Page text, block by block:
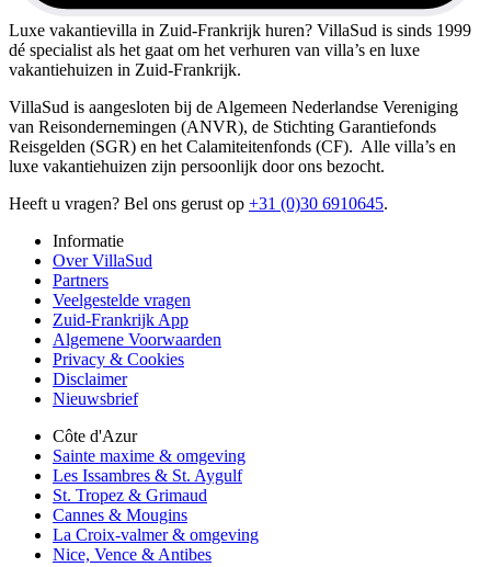
Luxe vakantievilla in Zuid-Frankrijk huren? VillaSud is sinds 1999
dé specialist als het gaat om het verhuren van villa’s en luxe
vakantiehuizen in Zuid-Frankrijk.
VillaSud is aangesloten bij de Algemeen Nederlandse Vereniging
van Reisondernemingen (ANVR), de Stichting Garantiefonds
Reisgelden (SGR) en het Calamiteitenfonds (CF). Alle villa’s en
luxe vakantiehuizen zijn persoonlijk door ons bezocht.
Heeft u vragen? Bel ons gerust op +31 (0)30 6910645.
Informatie
Over VillaSud
Partners
Veelgestelde vragen
Zuid-Frankrijk App
Algemene Voorwaarden
Privacy & Cookies
Disclaimer
Nieuwsbrief
Côte d'Azur
Sainte maxime & omgeving
Les Issambres & St. Aygulf
St. Tropez & Grimaud
Cannes & Mougins
La Croix-valmer & omgeving
Nice, Vence & Antibes